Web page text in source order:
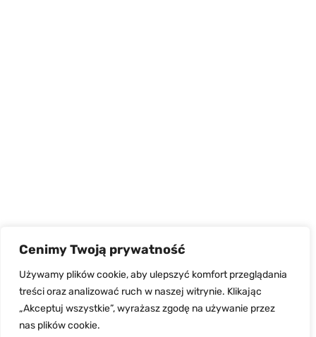
Cenimy Twoją prywatność
Używamy plików cookie, aby ulepszyć komfort przeglądania
treści oraz analizować ruch w naszej witrynie. Klikając
„Akceptuj wszystkie”, wyrażasz zgodę na używanie przez
nas plików cookie.